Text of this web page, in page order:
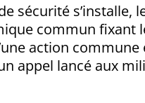
sécurité
commun fixant
action
appel lancé aux